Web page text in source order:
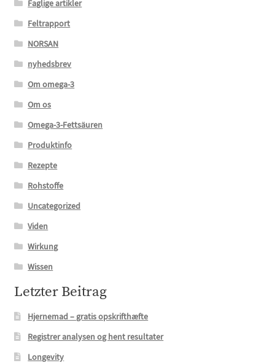
Faglige artikler
Feltrapport
NORSAN
nyhedsbrev
Om omega-3
Om os
Omega-3-Fettsäuren
Produktinfo
Rezepte
Rohstoffe
Uncategorized
Viden
Wirkung
Wissen
Letzter Beitrag
Hjernemad – gratis opskrifthæfte
Registrer analysen og hent resultater
Longevity